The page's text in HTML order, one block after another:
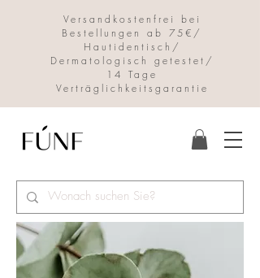
Versandkostenfrei bei
Bestellungen ab 75€/
Hautidentisch/
Dermatologisch getestet/
14 Tage
Verträglichkeitsgarantie